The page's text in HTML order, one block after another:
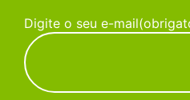
Digite o seu e-mail